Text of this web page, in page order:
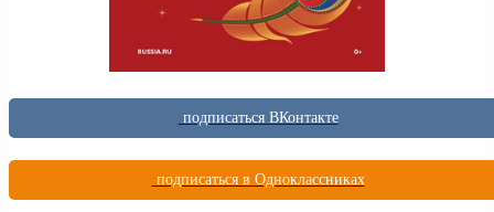
подписаться ВКонтакте
подписаться в Одноклассниках